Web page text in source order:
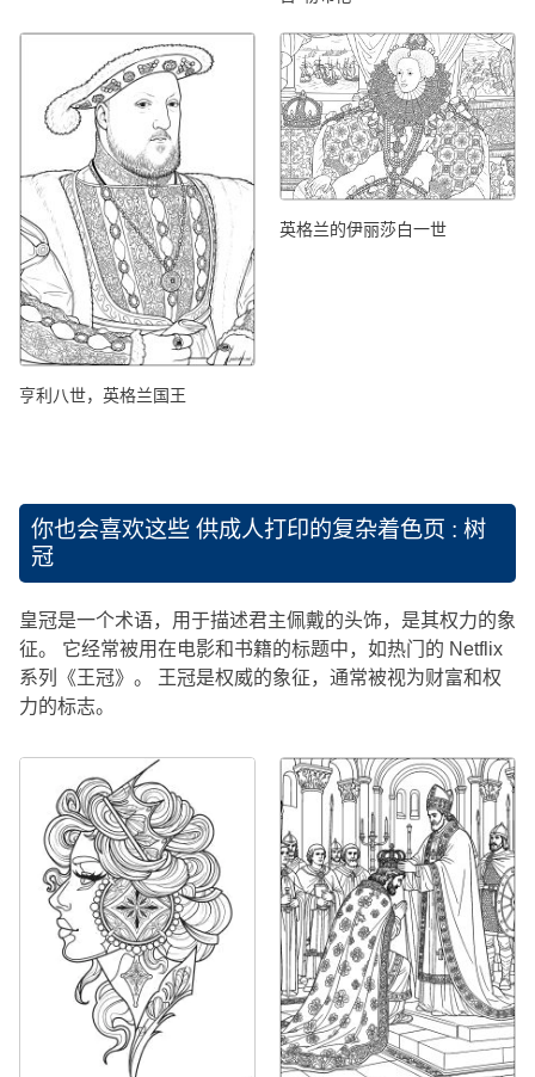
亨利八世，英格兰国王
英格兰的伊丽莎白一世
你也会喜欢这些 供成人打印的复杂着色页 : 树
冠
皇冠是一个术语，用于描述君主佩戴的头饰，是其权力的象
征。 它经常被用在电影和书籍的标题中，如热门的 Netflix
系列《王冠》。 王冠是权威的象征，通常被视为财富和权
力的标志。